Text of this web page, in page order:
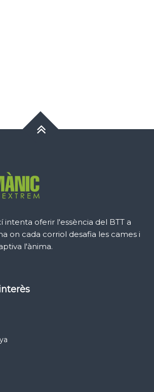
intenta oferir l'essència del BTT a
on cada corriol desafia les cames i
l'ànima.